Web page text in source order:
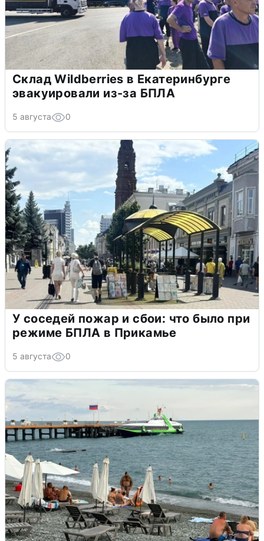
Склад Wildberries в Екатеринбурге
эвакуировали из-за БПЛА
5 августа 0
У соседей пожар и сбои: что было при
режиме БПЛА в Прикамье
5 августа 0